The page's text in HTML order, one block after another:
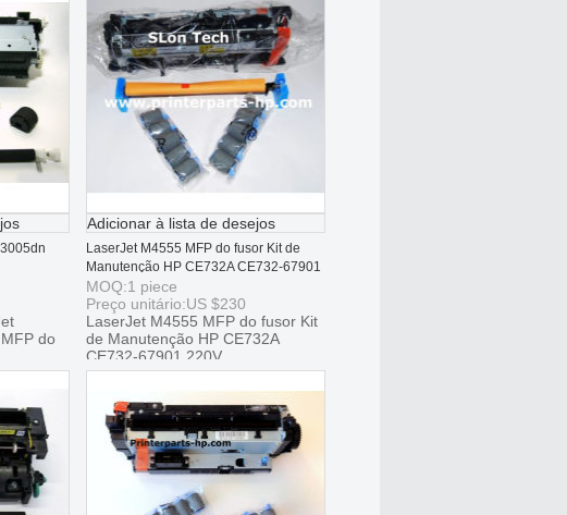
do
Adicionar à lista de desejos
LaserJet M4555 MFP do fusor Kit de
Manutenção HP CE732A CE732-67901
220V
MOQ:1 piece
Preço unitário:US $230
LaserJet M4555 MFP do fusor Kit
de Manutenção HP CE732A
CE732-67901 220V